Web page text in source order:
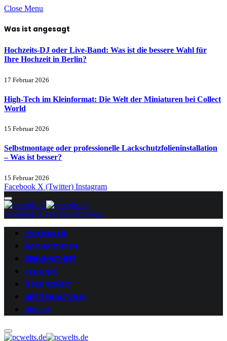
Close Menu
Was ist angesagt
Hochzeits-DJ oder Live-Band: Was ist die bessere Wahl für
Ihre Hochzeit in Berlin?
17 Februar 2026
High-Tech im Kleinformat: Die Welt der Miniaturen bei Collect
World
15 Februar 2026
Selbstmontage oder professionelle Lackschutzfolieninstallation
– Was ist besser?
15 Februar 2026
Facebook X (Twitter) Instagram
Facebook X (Twitter) Pinterest
LEBENSSTIL
NACHRICHTEN
BERUHMTHEIT
TECHNIK
GESUNDHEIT
UNTERHALTUNG
WIE ZU